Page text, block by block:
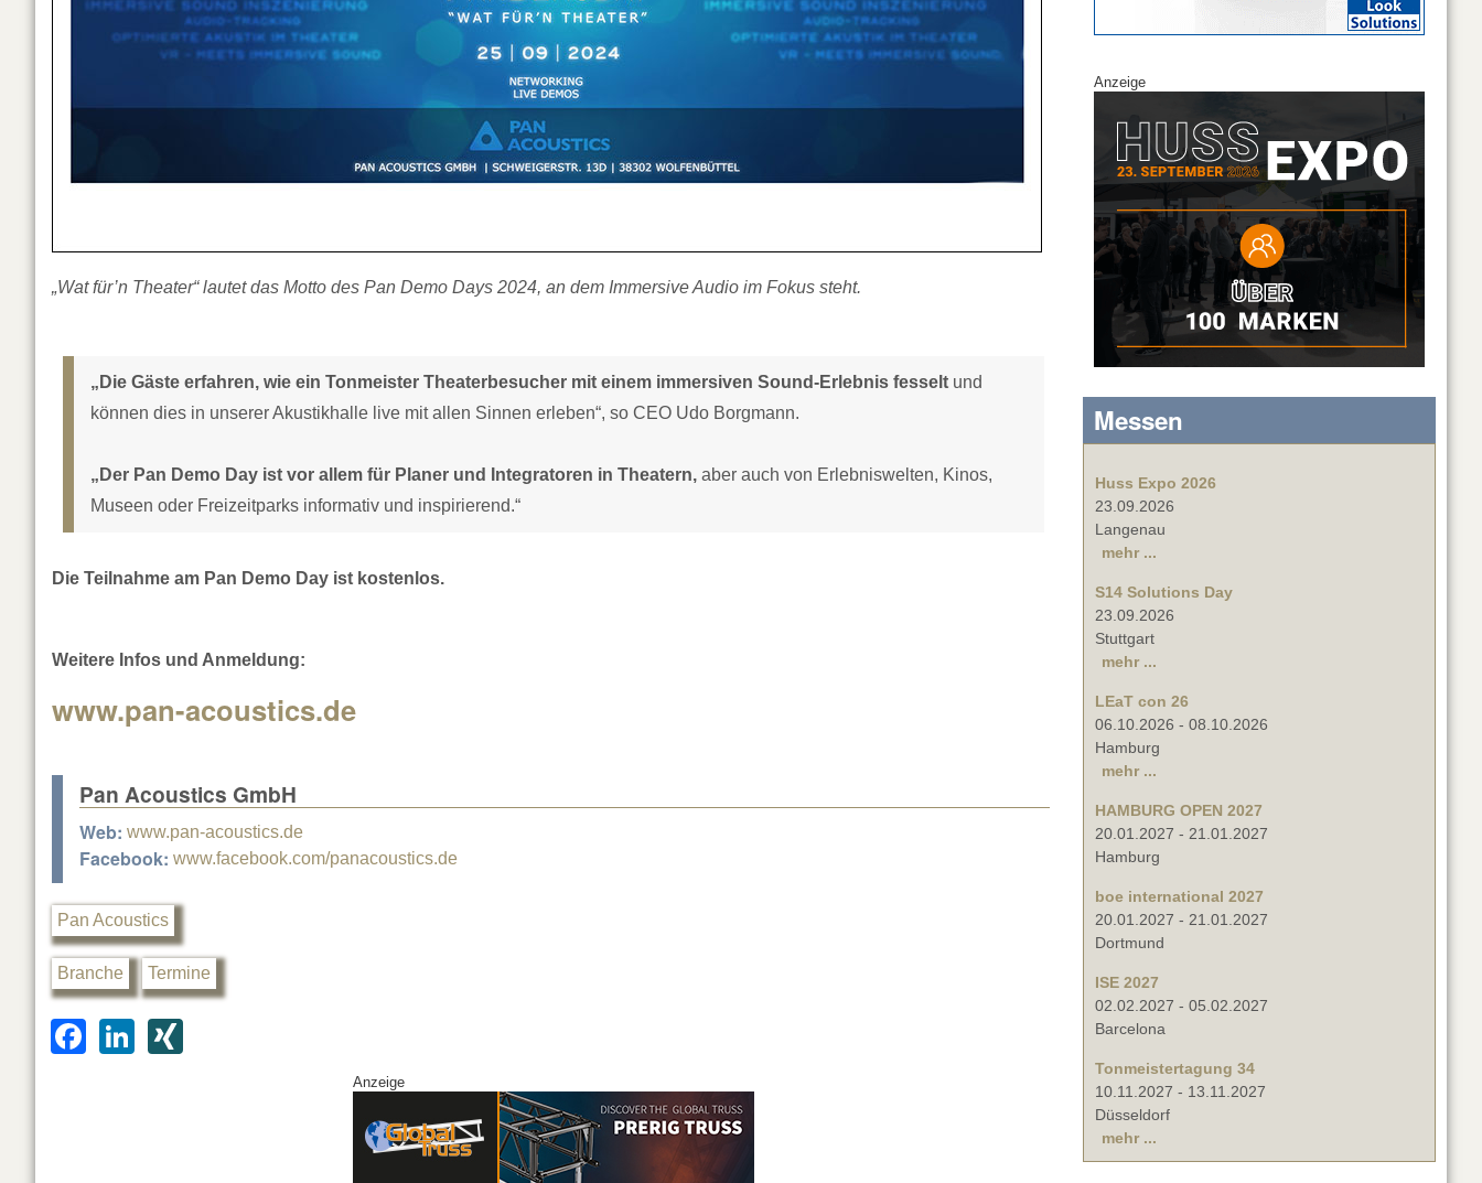
„Wat für’n Theater“ lautet das Motto des Pan Demo Days 2024, an dem Immersive Audio im Fokus steht.
„Die Gäste erfahren, wie ein Tonmeister Theaterbesucher mit einem immersiven Sound-Erlebnis fesselt und
können dies in unserer Akustikhalle live mit allen Sinnen erleben“, so CEO Udo Borgmann.
„Der Pan Demo Day ist vor allem für Planer und Integratoren in Theatern, aber auch von Erlebniswelten, Kinos,
Museen oder Freizeitparks informativ und inspirierend.“
Die Teilnahme am Pan Demo Day ist kostenlos.
Weitere Infos und Anmeldung:
www.pan-acoustics.de
Pan Acoustics GmbH
Web: www.pan-acoustics.de
Facebook: www.facebook.com/panacoustics.de
Pan Acoustics
Branche Termine
F
Li
Anzeige
Anzeige
Messen
Huss Expo 2026
23.09.2026
Langenau
mehr ...
S14 Solutions Day
23.09.2026
Stuttgart
mehr ...
LEaT con 26
06.10.2026 - 08.10.2026
Hamburg
mehr ...
HAMBURG OPEN 2027
20.01.2027 - 21.01.2027
Hamburg
boe international 2027
20.01.2027 - 21.01.2027
Dortmund
ISE 2027
02.02.2027 - 05.02.2027
Barcelona
Tonmeistertagung 34
10.11.2027 - 13.11.2027
Düsseldorf
mehr ...